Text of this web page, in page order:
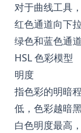
对于曲线工具
红色通道向下
绿色和蓝色通
HSL 色彩模型
明度
指色彩的明暗
低，色彩越暗
白色明度最高